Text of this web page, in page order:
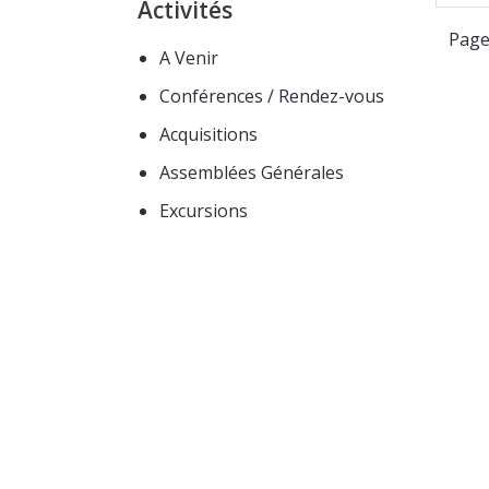
Activités
A Venir
Conférences / Rendez-vous
Acquisitions
Assemblées Générales
Excursions